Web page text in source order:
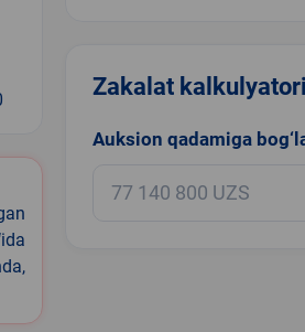
Zakalat kalkulyatori
Auksion qadamiga